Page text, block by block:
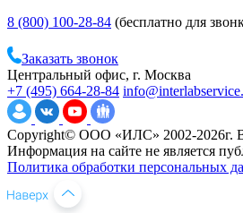
8 (800) 100-28-84 (бесплатно для
Заказать звонок
Центральный офис, г. Москва
+7 (495) 664-28-84
Copyright© ООО «ИЛС» 2002-2026г.
Информация на сайте не является
Политика обработки персональных